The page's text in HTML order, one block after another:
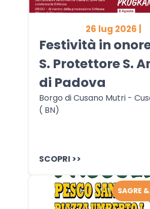
26 lug 2026 |
Festività in
S. Protettore S.
di Padova
Borgo di Cusano Mutri -
( BN)
SCOPRI >>
SAGRE